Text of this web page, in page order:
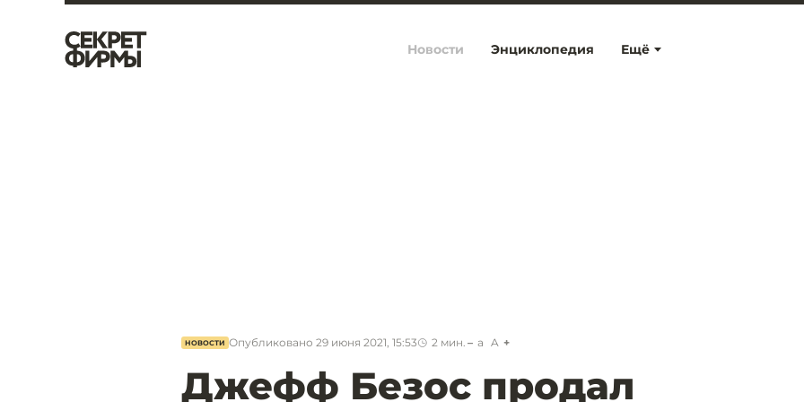
Ещё
Новости Энциклопедия
НОВОСТИ Опубликовано 29 июня 2021, 15:53 2 мин. a A
Джефф Безос продал